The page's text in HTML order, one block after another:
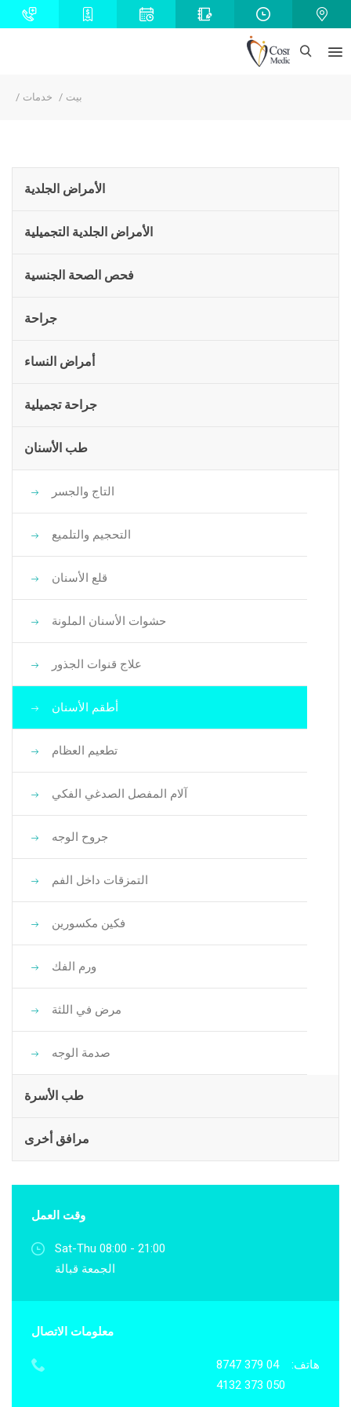
بيت خدمات
الأمراض الجلدية
الأمراض الجلدية التجميلية
فحص الصحة الجنسية
جراحة
أمراض النساء
جراحة تجميلية
طب الأسنان
التاج والجسر
التحجيم والتلميع
قلع الأسنان
حشوات الأسنان الملونة
علاج قنوات الجذور
أطقم الأسنان
تطعيم العظام
آلام المفصل الصدغي الفكي
جروح الوجه
التمزقات داخل الفم
فكين مكسورين
ورم الفك
مرض في اللثة
صدمة الوجه
طب الأسرة
مرافق أخرى
وقت العمل
Sat-Thu 08:00 - 21:00
الجمعة قبالة
معلومات الاتصال
هاتف:
04 379 8747
050 373 4132